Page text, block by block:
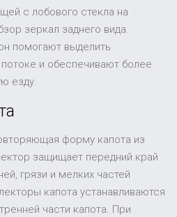
с лобового стекла на
зеркал заднего вида.
помогают выделить
и обеспечивают более
езду.
форму капота из
защищает передний край
грязи и мелких частей
капота устанавливаются
части капота. При